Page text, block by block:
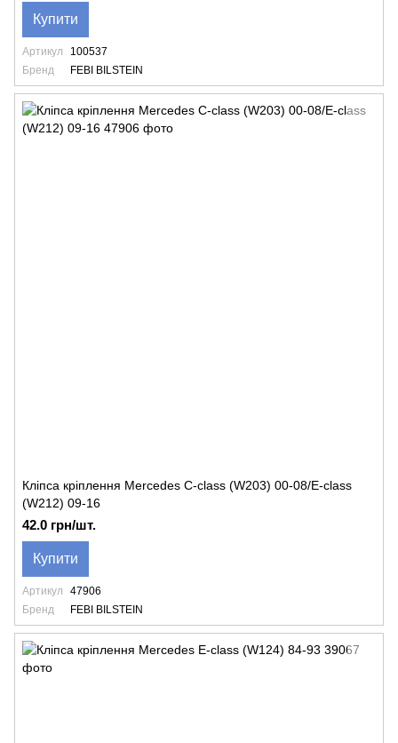
Купити
Артикул
100537
Бренд
FEBI BILSTEIN
Кліпса кріплення Mercedes C-class (W203) 00-08/E-class
(W212) 09-16
42.0 грн/шт.
Купити
Артикул
47906
Бренд
FEBI BILSTEIN